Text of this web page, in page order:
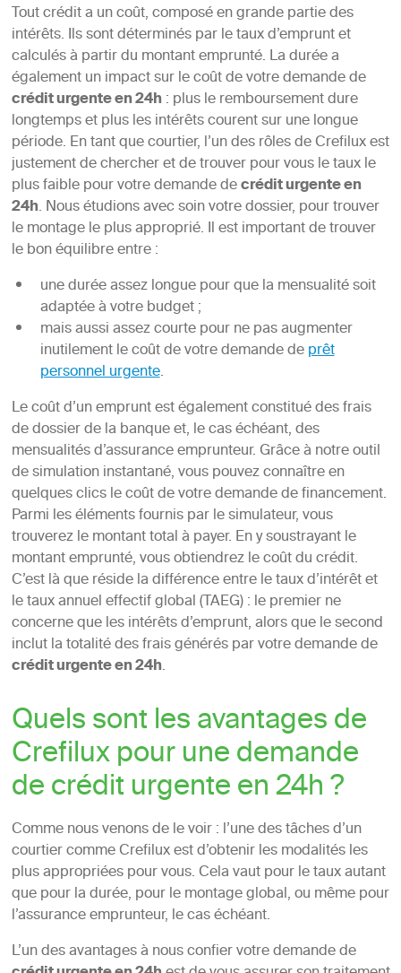
Tout crédit a un coût, composé en grande partie des
intérêts. Ils sont déterminés par le taux d’emprunt et
calculés à partir du montant emprunté. La durée a
également un impact sur le coût de votre demande de
crédit urgente en 24h : plus le remboursement dure
longtemps et plus les intérêts courent sur une longue
période. En tant que courtier, l’un des rôles de Crefilux est
justement de chercher et de trouver pour vous le taux le
plus faible pour votre demande decrédit urgente en
24h. Nous étudions avec soin votre dossier, pour trouver
le montage le plus approprié. Il est important de trouver
le bon équilibre entre :
une durée assez longue pour que la mensualité soit
adaptée à votre budget ;
mais aussi assez courte pour ne pas augmenter
inutilement le coût de votre demande deprêt
personnel urgente.
Le coût d’un emprunt est également constitué des frais
de dossier de la banque et, le cas échéant, des
mensualités d’assurance emprunteur. Grâce à notre outil
de simulation instantané, vous pouvez connaître en
quelques clics le coût de votre demande de financement.
Parmi les éléments fournis par le simulateur, vous
trouverez le montant total à payer. En y soustrayant le
montant emprunté, vous obtiendrez le coût du crédit.
C’est là que réside la différence entre le taux d’intérêt et
le taux annuel effectif global (TAEG) : le premier ne
concerne que les intérêts d’emprunt, alors que le second
inclut la totalité des frais générés par votre demande de
crédit urgente en 24h.
Quels sont les avantages de
Crefilux pour une demande
de crédit urgente en 24h ?
Comme nous venons de le voir : l’une des tâches d’un
courtier comme Crefilux est d’obtenir les modalités les
plus appropriées pour vous. Cela vaut pour le taux autant
que pour la durée, pour le montage global, ou même pour
l’assurance emprunteur, le cas échéant.
L’un des avantages à nous confier votre demande de